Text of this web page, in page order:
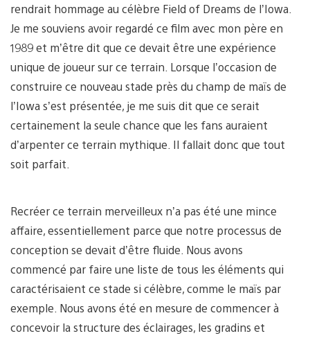
rendrait hommage au célèbre Field of Dreams de l’Iowa.
Je me souviens avoir regardé ce film avec mon père en
1989 et m’être dit que ce devait être une expérience
unique de joueur sur ce terrain. Lorsque l’occasion de
construire ce nouveau stade près du champ de maïs de
l’Iowa s’est présentée, je me suis dit que ce serait
certainement la seule chance que les fans auraient
d’arpenter ce terrain mythique. Il fallait donc que tout
soit parfait.
Recréer ce terrain merveilleux n’a pas été une mince
affaire, essentiellement parce que notre processus de
conception se devait d’être fluide. Nous avons
commencé par faire une liste de tous les éléments qui
caractérisaient ce stade si célèbre, comme le maïs par
exemple. Nous avons été en mesure de commencer à
concevoir la structure des éclairages, les gradins et